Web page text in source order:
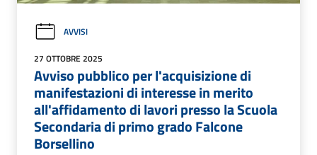
AVVISI
27 OTTOBRE 2025
Avviso pubblico per l'acquisizione di
manifestazioni di interesse in merito
all'affidamento di lavori presso la Scuola
Secondaria di primo grado Falcone
Borsellino